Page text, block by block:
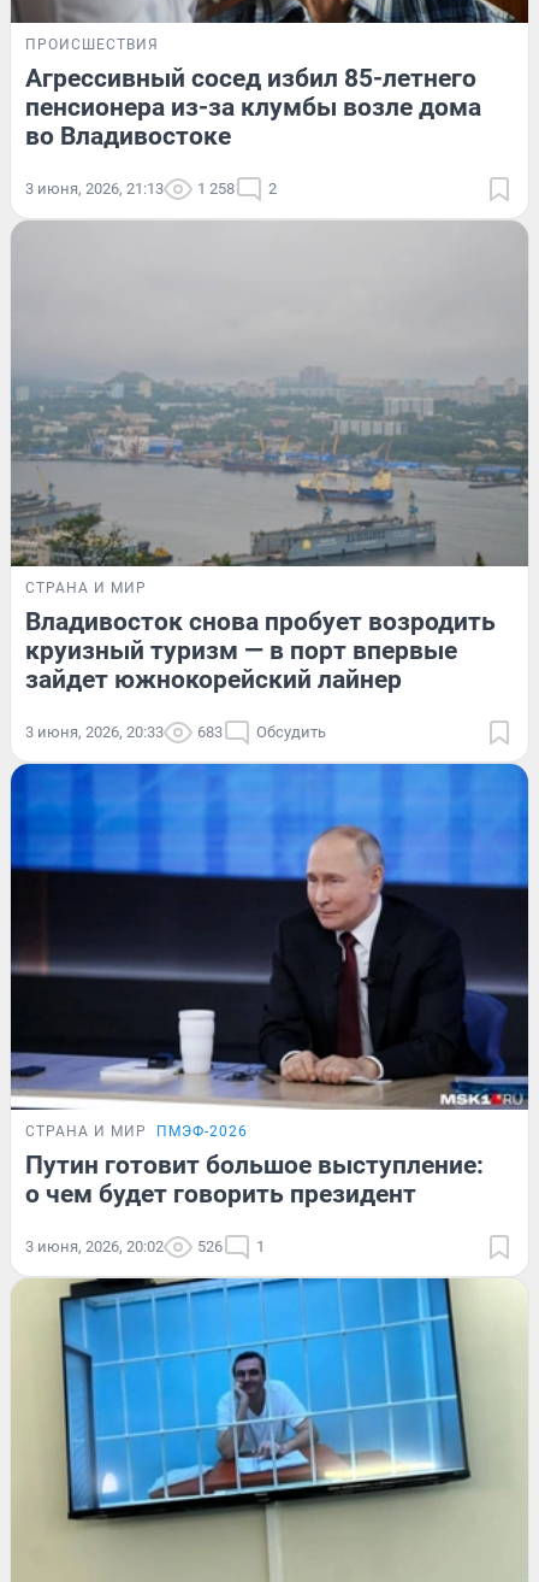
ПРОИСШЕСТВИЯ
Агрессивный сосед избил 85-летнего
пенсионера из-за клумбы возле дома
во Владивостоке
3 июня, 2026, 21:13 1 258 2
СТРАНА И МИР
Владивосток снова пробует возродить
круизный туризм — в порт впервые
зайдет южнокорейский лайнер
3 июня, 2026, 20:33 683 Обсудить
СТРАНА И МИР ПМЭФ-2026
Путин готовит большое выступление:
о чем будет говорить президент
3 июня, 2026, 20:02 526 1